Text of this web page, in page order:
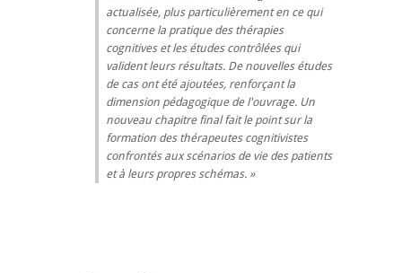
actualisée, plus particulièrement en ce qui
concerne la pratique des thérapies
cognitives et les études contrôlées qui
valident leurs résultats. De nouvelles études
de cas ont été ajoutées, renforçant la
dimension pédagogique de l'ouvrage. Un
nouveau chapitre final fait le point sur la
formation des thérapeutes cognitivistes
confrontés aux scénarios de vie des patients
et à leurs propres schémas.